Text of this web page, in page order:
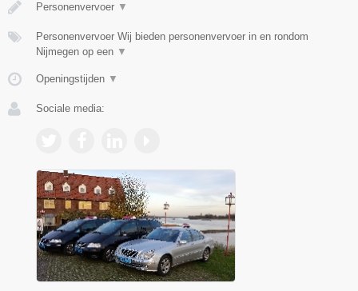
Personenvervoer ▼
Personenvervoer Wij bieden personenvervoer in en rondom
Nijmegen op een ▼
Openingstijden ▼
Sociale media: